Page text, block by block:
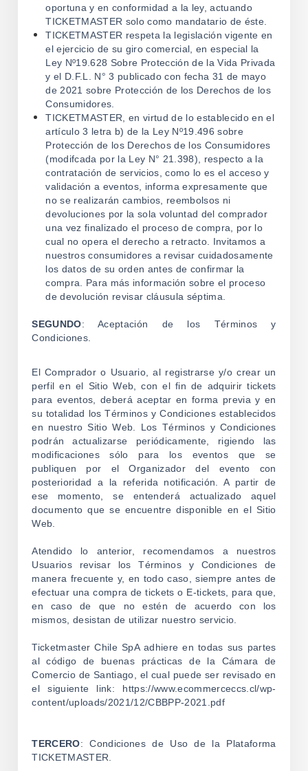
oportuna y en conformidad a la ley, actuando
TICKETMASTER solo como mandatario de éste.
TICKETMASTER respeta la legislación vigente en
el ejercicio de su giro comercial, en especial la
Ley Nº19.628 Sobre Protección de la Vida Privada
y el D.F.L. N° 3 publicado con fecha 31 de mayo
de 2021 sobre Protección de los Derechos de los
Consumidores.
TICKETMASTER, en virtud de lo establecido en el
artículo 3 letra b) de la Ley Nº19.496 sobre
Protección de los Derechos de los Consumidores
(modifcada por la Ley N° 21.398), respecto a la
contratación de servicios, como lo es el acceso y
validación a eventos, informa expresamente que
no se realizarán cambios, reembolsos ni
devoluciones por la sola voluntad del comprador
una vez finalizado el proceso de compra, por lo
cual no opera el derecho a retracto. Invitamos a
nuestros consumidores a revisar cuidadosamente
los datos de su orden antes de confirmar la
compra. Para más información sobre el proceso
de devolución revisar cláusula séptima.
SEGUNDO: Aceptación de los Términos y
Condiciones.
El Comprador o Usuario, al registrarse y/o crear un
perfil en el Sitio Web, con el fin de adquirir tickets
para eventos, deberá aceptar en forma previa y en
su totalidad los Términos y Condiciones establecidos
en nuestro Sitio Web. Los Términos y Condiciones
podrán actualizarse periódicamente, rigiendo las
modificaciones sólo para los eventos que se
publiquen por el Organizador del evento con
posterioridad a la referida notificación. A partir de
ese momento, se entenderá actualizado aquel
documento que se encuentre disponible en el Sitio
Web.
Atendido lo anterior, recomendamos a nuestros
Usuarios revisar los Términos y Condiciones de
manera frecuente y, en todo caso, siempre antes de
efectuar una compra de tickets o E-tickets, para que,
en caso de que no estén de acuerdo con los
mismos, desistan de utilizar nuestro servicio.
Ticketmaster Chile SpA adhiere en todas sus partes
al código de buenas prácticas de la Cámara de
Comercio de Santiago, el cual puede ser revisado en
el siguiente link: https://www.ecommerceccs.cl/wp-
content/uploads/2021/12/CBBPP-2021.pdf
TERCERO: Condiciones de Uso de la Plataforma
TICKETMASTER.